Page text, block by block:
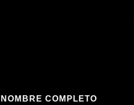
NOMBRE COMPLETO